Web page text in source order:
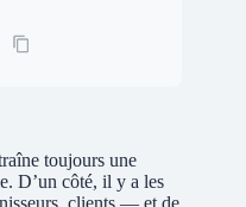
toujours une
D’un côté, il y a les
clients — et de